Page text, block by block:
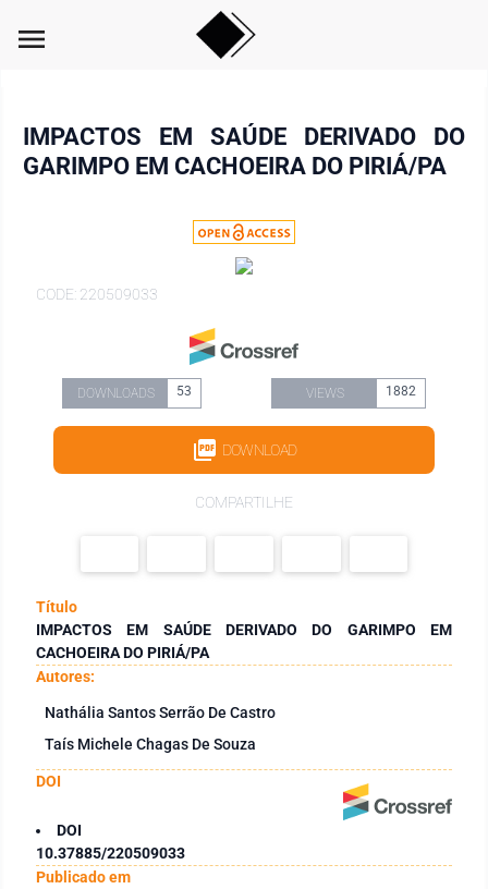
menu
IMPACTOS EM SAÚDE DERIVADO DO
GARIMPO EM CACHOEIRA DO PIRIÁ/PA
CODE: 220509033
DOWNLOADS 53 VIEWS 1882
DOWNLOAD
COMPARTILHE
Título
IMPACTOS EM SAÚDE DERIVADO DO GARIMPO EM
CACHOEIRA DO PIRIÁ/PA
Autores:
Nathália Santos Serrão De Castro
Taís Michele Chagas De Souza
DOI
DOI
10.37885/220509033
Publicado em